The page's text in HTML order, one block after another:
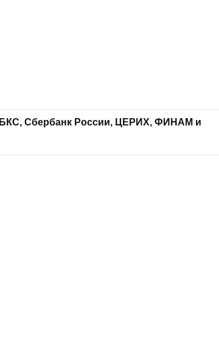
БКС, Сбербанк России, ЦЕРИХ, ФИНАМ и